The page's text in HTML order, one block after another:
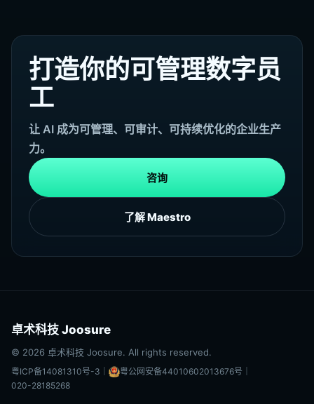
打造你的可管理数字员
工
让 AI 成为可管理、可审计、可持续优化的企业生产
力。
咨询
了解 Maestro
卓术科技 Joosure
© 2026 卓术科技 Joosure. All rights reserved.
粤ICP备14081310号-3 粤公网安备44010602013676号
020-28185268